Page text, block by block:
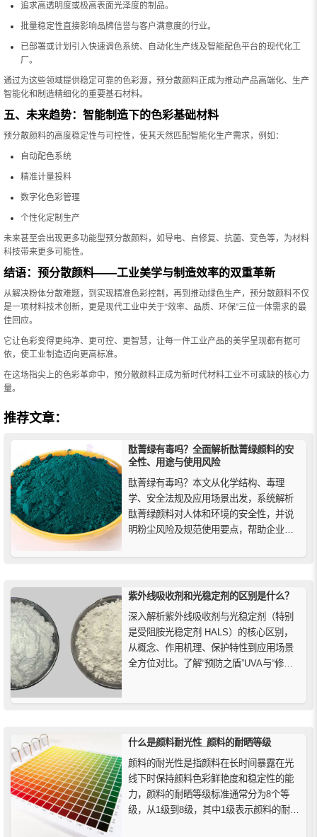
追求高透明度或极高表面光泽度的制品。
批量稳定性直接影响品牌信誉与客户满意度的行业。
已部署或计划引入快速调色系统、自动化生产线及智能配色平台的现代化工
厂。
通过为这些领域提供稳定可靠的色彩源，预分散颜料正成为推动产品高端化、生产
智能化和制造精细化的重要基石材料。
五、未来趋势：智能制造下的色彩基础材料
预分散颜料的高度稳定性与可控性，使其天然匹配智能化生产需求，例如：
自动配色系统
精准计量投料
数字化色彩管理
个性化定制生产
未来甚至会出现更多功能型预分散颜料，如导电、自修复、抗菌、变色等，为材料
科技带来更多可能性。
结语：预分散颜料——工业美学与制造效率的双重革新
从解决粉体分散难题，到实现精准色彩控制，再到推动绿色生产，预分散颜料不仅
是一项材料技术创新，更是现代工业中关于“效率、品质、环保”三位一体需求的最
佳回应。
它让色彩变得更纯净、更可控、更智慧，让每一件工业产品的美学呈现都有据可
依，使工业制造迈向更高标准。
在这场指尖上的色彩革命中，预分散颜料正成为新时代材料工业不可或缺的核心力
量。
推荐文章：
酞菁绿有毒吗？全面解析酞菁绿颜料的安
全性、用途与使用风险
酞菁绿有毒吗？本文从化学结构、毒理
学、安全法规及应用场景出发，系统解析
酞菁绿颜料对人体和环境的安全性，并说
明粉尘风险及规范使用要点，帮助企业和
紫外线吸收剂和光稳定剂的区别是什么？
深入解析紫外线吸收剂与光稳定剂（特别
是受阻胺光稳定剂 HALS）的核心区别，
从概念、作用机理、保护特性到应用场景
全方位对比。了解“预防之盾”UVA与“修复
什么是颜料耐光性_颜料的耐晒等级
颜料的耐光性是指颜料在长时间暴露在光
线下时保持颜料色彩鲜艳度和稳定性的能
力，颜料的耐晒等级标准通常分为8个等
级，从1级到8级，其中1级表示颜料的耐光